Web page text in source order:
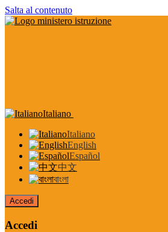
Salta al contenuto
Italiano
Italiano
English
Español
中文
বাংলা
Accedi
Accedi